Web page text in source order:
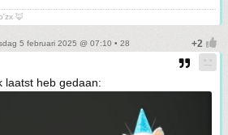
🦊
5 februari 2025 @ 07:10 • 28
laatst heb gedaan: